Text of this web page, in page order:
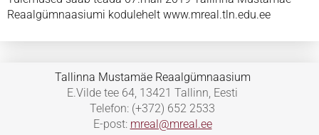
Reaalgümnaasiumi kodulehelt www.mreal.tln.edu.ee
Tallinna Mustamäe Reaalgümnaasium
E.Vilde tee 64, 13421 Tallinn, Eesti
Telefon: (+372) 652 2533
E-post: mreal@mreal.ee